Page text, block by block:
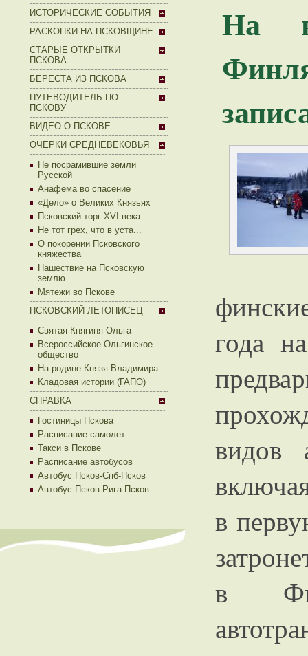
ИСТОРИЧЕСКИЕ СОБЫТИЯ
РАСКОПКИ НА ПСКОВЩИНЕ
СТАРЫЕ ОТКРЫТКИ
ПСКОВА
БЕРЕСТА ИЗ ПСКОВА
ПУТЕВОДИТЕЛЬ ПО
ПСКОВУ
ВИДЕО О ПСКОВЕ
ОЧЕРКИ СРЕДНЕВЕКОВЬЯ
Не посрамившие земли
Русской
Анафема во спасение
«Дело» о Великих Князьях
Псковский торг XVI века
Не тот грех, что в уста...
О покорении Псковского
княжества
Нашествие на Псковскую
землю
Мятежи во Пскове
ПСКОВСКИЙ ЛЕТОПИСЕЦ
Святая Княгиня Ольга
Всероссийское Ольгинское
общество
На родине Князя Владимира
Кладовая истории (ГАПО)
СПРАВКА
Гостиницы Пскова
Расписание самолет
Такси в Пскове
Расписание автобусов
Автобус Псков-Спб-Псков
Автобус Псков-Рига-Псков
На
года
видов
в
в